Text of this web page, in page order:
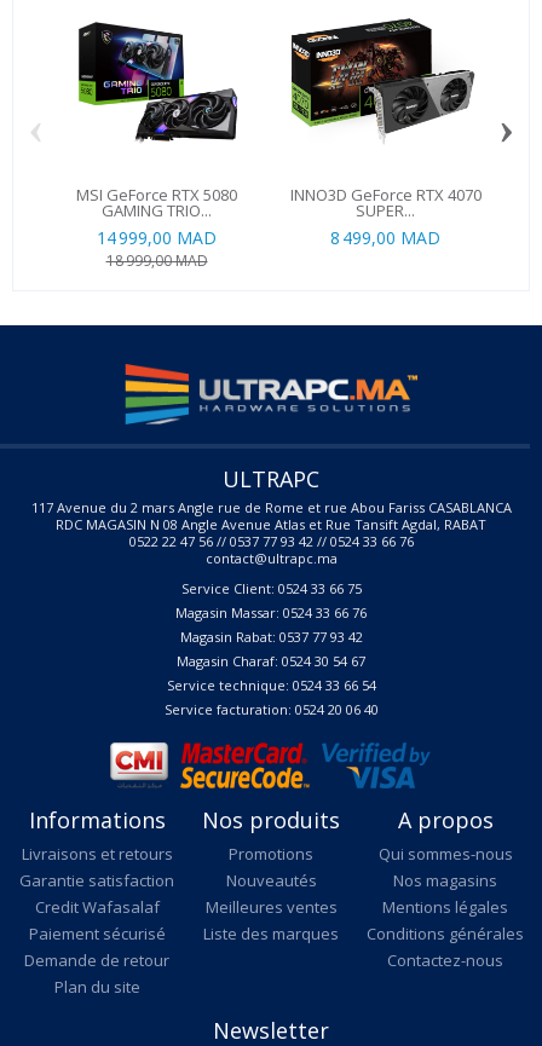
MSI GeForce RTX 5080
GAMING TRIO...
14 999,00 MAD
18 999,00 MAD
INNO3D GeForce RTX 4070
SUPER...
8 499,00 MAD
‹ ›
ULTRAPC
117 Avenue du 2 mars Angle rue de Rome et rue Abou Fariss CASABLANCA
RDC MAGASIN N 08 Angle Avenue Atlas et Rue Tansift Agdal, RABAT
0522 22 47 56 // 0537 77 93 42 // 0524 33 66 76
contact@ultrapc.ma
Service Client: 0524 33 66 75
Magasin Massar: 0524 33 66 76
Magasin Rabat: 0537 77 93 42
Magasin Charaf: 0524 30 54 67
Service technique: 0524 33 66 54
Service facturation: 0524 20 06 40
Informations
Livraisons et retours
Garantie satisfaction
Credit Wafasalaf
Paiement sécurisé
Demande de retour
Plan du site
Nos produits
Promotions
Nouveautés
Meilleures ventes
Liste des marques
A propos
Qui sommes-nous
Nos magasins
Mentions légales
Conditions générales
Contactez-nous
Newsletter